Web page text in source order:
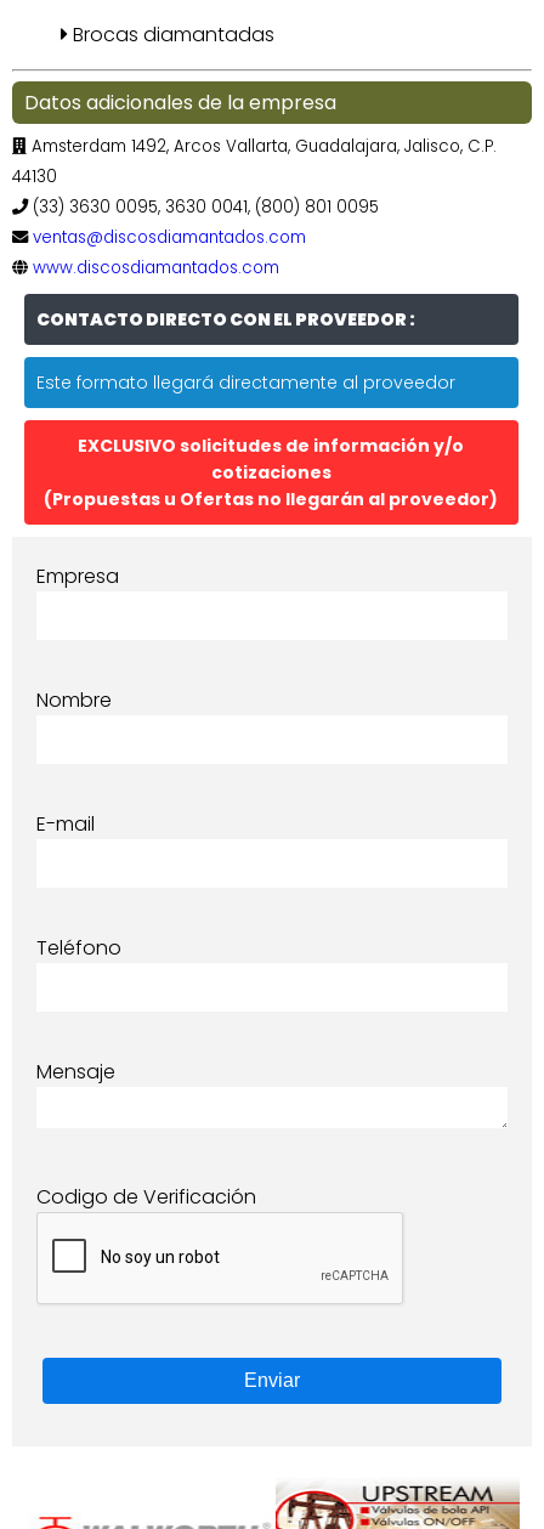
Brocas diamantadas
Datos adicionales de la empresa
Amsterdam 1492, Arcos Vallarta, Guadalajara, Jalisco, C.P.
44130
(33) 3630 0095, 3630 0041, (800) 801 0095
ventas@discosdiamantados.com
www.discosdiamantados.com
CONTACTO DIRECTO CON EL PROVEEDOR :
Este formato llegará directamente al proveedor
EXCLUSIVO solicitudes de información y/o
cotizaciones
(Propuestas u Ofertas no llegarán al proveedor)
Empresa
Nombre
E-mail
Teléfono
Mensaje
Codigo de Verificación
Enviar